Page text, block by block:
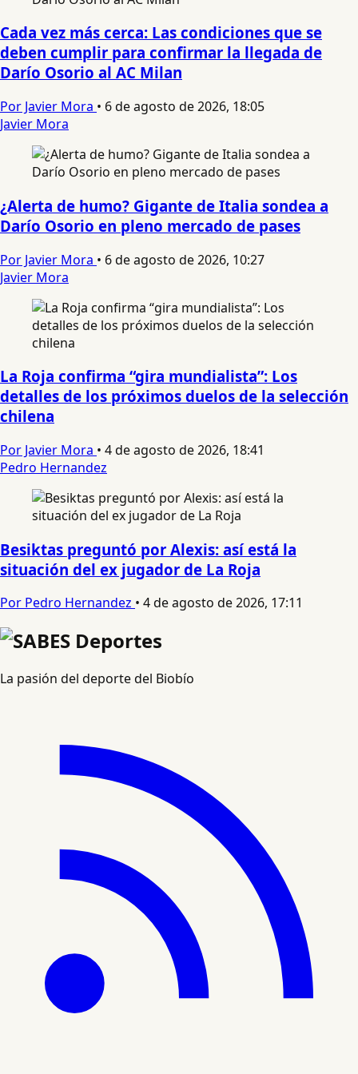
Cada vez más cerca: Las condiciones que se
deben cumplir para confirmar la llegada de
Darío Osorio al AC Milan
Por Javier Mora • 6 de agosto de 2026, 18:05
Javier Mora
¿Alerta de humo? Gigante de Italia sondea a
Darío Osorio en pleno mercado de pases
Por Javier Mora • 6 de agosto de 2026, 10:27
Javier Mora
La Roja confirma “gira mundialista”: Los
detalles de los próximos duelos de la selección
chilena
Por Javier Mora • 4 de agosto de 2026, 18:41
Pedro Hernandez
Besiktas preguntó por Alexis: así está la
situación del ex jugador de La Roja
Por Pedro Hernandez • 4 de agosto de 2026, 17:11
La pasión del deporte del Biobío